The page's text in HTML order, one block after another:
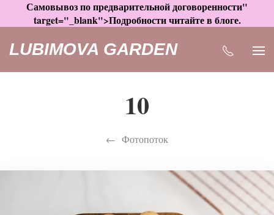
Самовывоз по предварительной договоренности"
target="_blank">Подробности читайте в блоге.
LUBIMOVA GARDEN
10
Фотопоток